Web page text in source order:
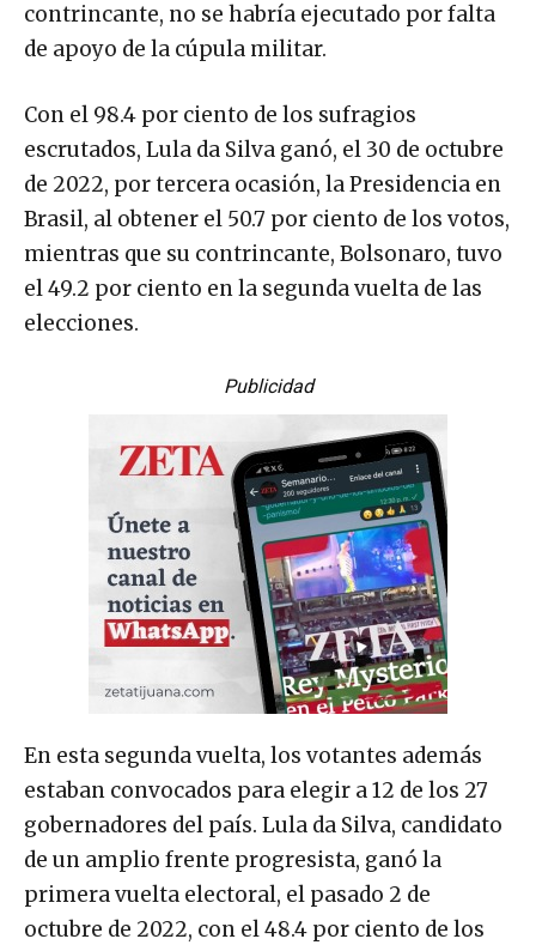
contrincante, no se habría ejecutado por falta
de apoyo de la cúpula militar.
Con el 98.4 por ciento de los sufragios
escrutados, Lula da Silva ganó, el 30 de octubre
de 2022, por tercera ocasión, la Presidencia en
Brasil, al obtener el 50.7 por ciento de los votos,
mientras que su contrincante, Bolsonaro, tuvo
el 49.2 por ciento en la segunda vuelta de las
elecciones.
Publicidad
En esta segunda vuelta, los votantes además
estaban convocados para elegir a 12 de los 27
gobernadores del país. Lula da Silva, candidato
de un amplio frente progresista, ganó la
primera vuelta electoral, el pasado 2 de
octubre de 2022, con el 48.4 por ciento de los